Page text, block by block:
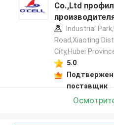
Co.,Ltd
Industrial
Road,Xiaoting
City,Hubei
5.0
поставщик